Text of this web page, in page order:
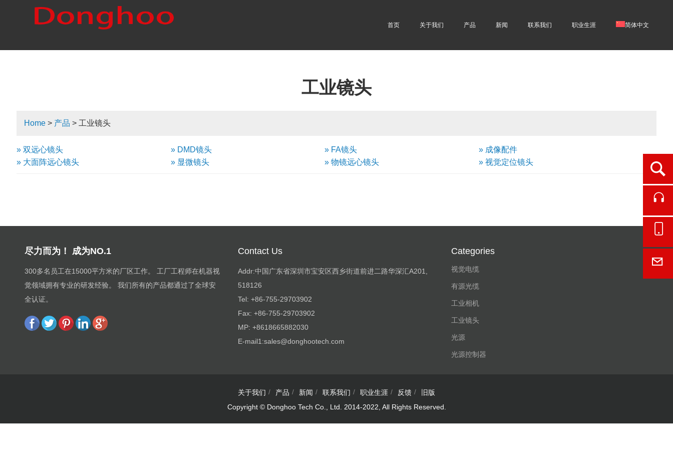
首页 关于我们 产品 新闻 联系我们 职业生涯 简体中文
工业镜头
Home > 产品 > 工业镜头
» 双远心镜头 » DMD镜头 » FA镜头
» 成像配件
» 大面阵远心镜头
» 显微镜头 » 物镜远心镜头 » 视觉定位镜头
尽力而为！ 成为NO.1
300多名员工在15000平方米的厂区工作。 工厂工程师在机器视
觉领域拥有专业的研发经验。 我们所有的产品都通过了全球安
全认证。
Contact Us
Addr:中国广东省深圳市宝安区西乡街道前进二路华深汇A201,
518126
Tel: +86-755-29703902
Fax: +86-755-29703902
MP: +8618665882030
E-mail1:sales@donghootech.com
Categories
视觉电缆
有源光缆
工业相机
工业镜头
光源
光源控制器
关于我们 产品 新闻 联系我们 职业生涯 反馈
旧版
Copyright © Donghoo Tech Co., Ltd. 2014-2022, All Rights Reserved.
E-